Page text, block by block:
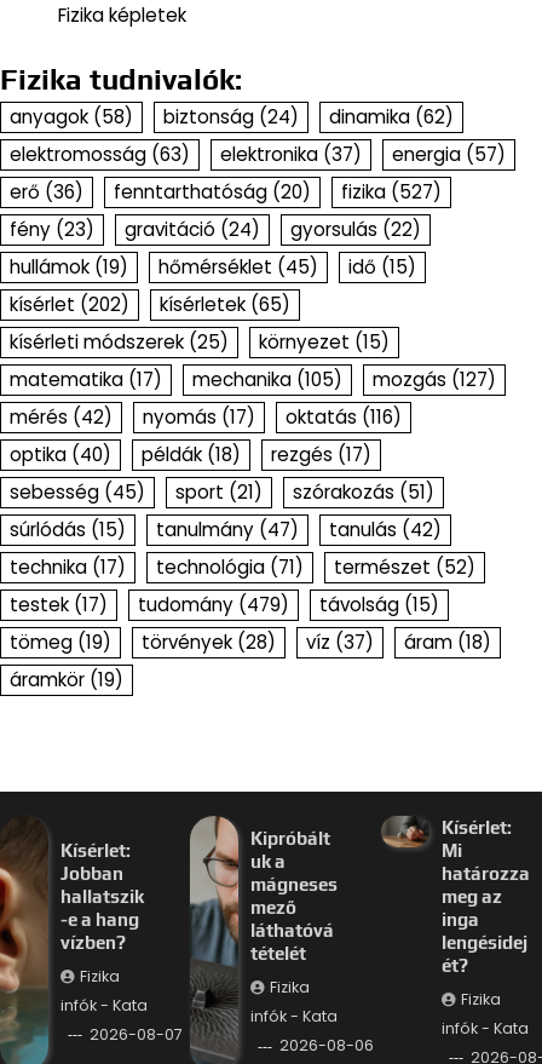
Fizika képletek
Fizika tudnivalók:
anyagok (58) biztonság (24) dinamika (62)
elektromosság (63) elektronika (37) energia (57)
erő (36) fenntarthatóság (20) fizika (527)
fény (23) gravitáció (24) gyorsulás (22)
hullámok (19) hőmérséklet (45) idő (15)
kísérlet (202) kísérletek (65)
kísérleti módszerek (25) környezet (15)
matematika (17) mechanika (105) mozgás (127)
mérés (42) nyomás (17) oktatás (116)
optika (40) példák (18) rezgés (17)
sebesség (45) sport (21) szórakozás (51)
súrlódás (15) tanulmány (47) tanulás (42)
technika (17) technológia (71) természet (52)
testek (17) tudomány (479) távolság (15)
tömeg (19) törvények (28) víz (37) áram (18)
áramkör (19)
Kísérlet:
Jobban
hallatszik
-e a hang
vízben?
Fizika
infók - Kata
2026-08-07
Kipróbált
uk a
mágneses
mező
láthatóvá
tételét
Fizika
infók - Kata
2026-08-06
Kísérlet:
Mi
határozza
meg az
inga
lengésidej
ét?
Fizika
infók - Kata
2026-